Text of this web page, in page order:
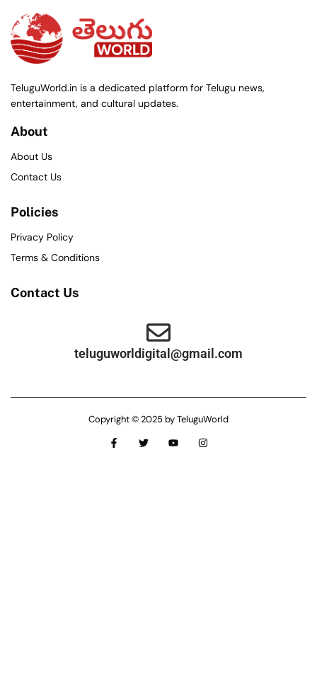
TeluguWorld.in is a dedicated platform for Telugu news,
entertainment, and cultural updates.
About
About Us
Contact Us
Policies
Privacy Policy
Terms & Conditions
Contact Us
teluguworldigital@gmail.com
Copyright © 2025 by TeluguWorld